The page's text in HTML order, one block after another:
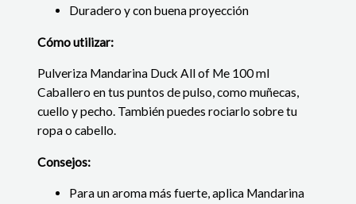
Duradero y con buena proyección
Cómo utilizar:
Pulveriza Mandarina Duck All of Me 100 ml
Caballero en tus puntos de pulso, como muñecas,
cuello y pecho. También puedes rociarlo sobre tu
ropa o cabello.
Consejos:
Para un aroma más fuerte, aplica Mandarina